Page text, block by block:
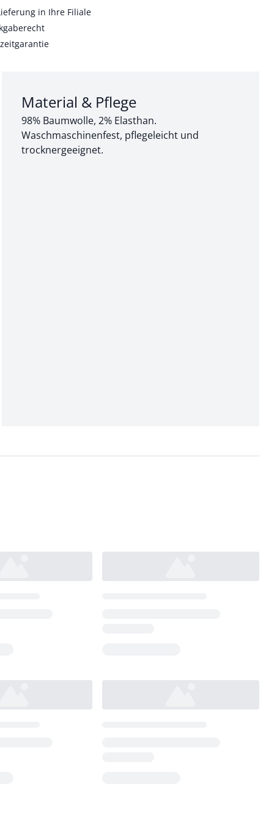
in Ihre Filiale
Abschnitt 3 von 3:
Material & Pflege
98% Baumwolle, 2% Elasthan.
Waschmaschinenfest, pflegeleicht und
trocknergeeignet.